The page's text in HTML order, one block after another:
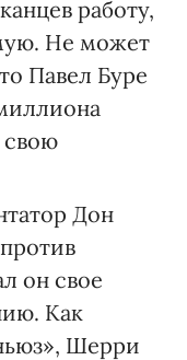
работу,
Не может
Павел Буре
свою
Дон
он свое
Как
Шерри